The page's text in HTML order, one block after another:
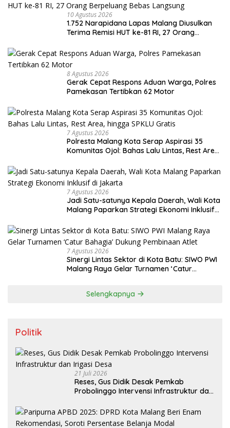
10 Agustus 2026
1.752 Narapidana Lapas Malang Diusulkan
Terima Remisi HUT ke-81 RI, 27 Orang
8 Agustus 2026
Gerak Cepat Respons Aduan Warga, Polres
Pamekasan Tertibkan 62 Motor
7 Agustus 2026
Polresta Malang Kota Serap Aspirasi 35
Komunitas Ojol: Bahas Lalu Lintas, Rest Area,
7 Agustus 2026
Jadi Satu-satunya Kepala Daerah, Wali Kota
Malang Paparkan Strategi Ekonomi Inklusif
7 Agustus 2026
Sinergi Lintas Sektor di Kota Batu: SIWO PWI
Malang Raya Gelar Turnamen ‘Catur
Selengkapnya
Politik
21 Juli 2026
Reses, Gus Didik Desak Pemkab
Probolinggo Intervensi Infrastruktur dan